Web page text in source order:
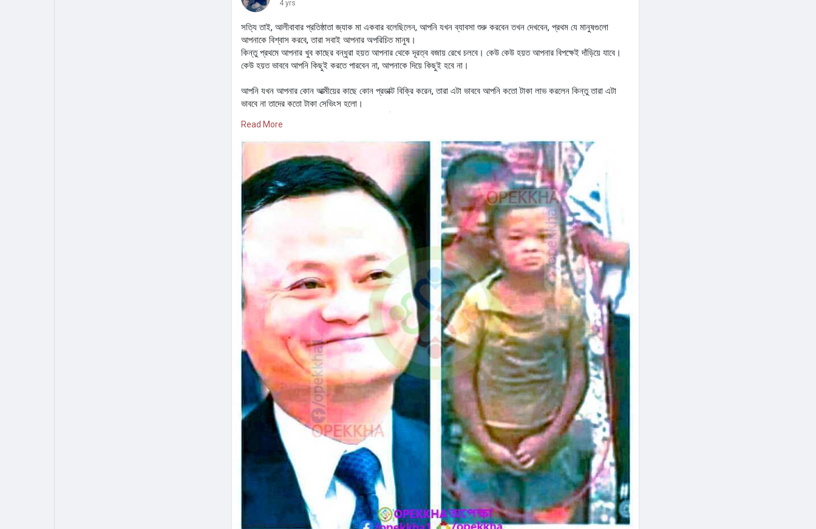
4 yrs
সত্যি তাই, আলীবাবার প্রতিষ্ঠাতা জ্যাক মা একবার বলেছিলেন, আপনি যখন ব্যাবসা শুরু করবেন তখন দেখবেন, প্রথম যে মানুষগুলো
আপনাকে বিশ্বাস করবে, তারা সবাই আপনার অপরিচিত মানুষ।
কিন্তু প্রথমে আপনার খুব কাছের বন্ধুরা হয়ত আপনার থেকে দূরত্ব বজায় রেখে চলবে। কেউ কেউ হয়ত আপনার বিপক্ষেই দাঁড়িয়ে যাবে।
কেউ হয়ত ভাববে আপনি কিছুই করতে পারবেন না, আপনাকে দিয়ে কিছুই হবে না।
আপনি যখন আপনার কোন আত্মীয়ের কাছে কোন প্রডাক্ট বিক্রি করেন, তারা এটা ভাববে আপনি কতো টাকা লাভ করলেন কিন্তু তারা এটা
ভাববে না তাদের কতো টাকা সেভিংস হলো।
এরপর একটা সময় আসবে, যখন আপনি আপনার পরিশ্রমের ফল পাবেন। হয়ত একটা ফ্যামিলি ডিনারের সবার গেট-টুগেদারের বিল দিবেন।
দেখবেন সেই টেবিলটায় আপনার সব বন্ধু-বান্ধব, কাছের মানুষজন সবাই সেদিন উপস্থিত আছেন। নেই শুধু সেই অপরিচিত মানুষগুলোই।
যারা আপনাকে বিশ্বাস করেছিলো।💞
Read More